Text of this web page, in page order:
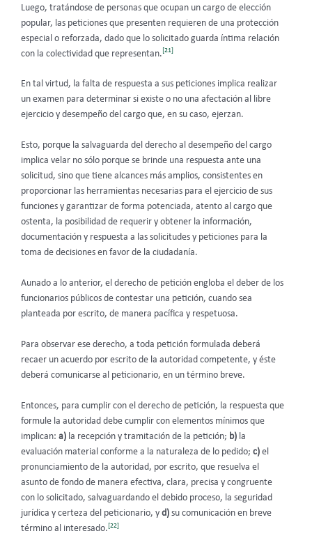
Luego, tratándose de personas que ocupan un cargo de elección
popular, las peticiones que presenten requieren de una protección
especial o reforzada, dado que lo solicitado guarda íntima relación
con la colectividad que representan. [21]
En tal virtud, la falta de respuesta a sus peticiones implica realizar
un examen para determinar si existe o no una afectación al libre
ejercicio y desempeño del cargo que, en su caso, ejerzan.
Esto, porque la salvaguarda del derecho al desempeño del cargo
implica velar no sólo porque se brinde una respuesta ante una
solicitud, sino que tiene alcances más amplios, consistentes en
proporcionar las herramientas necesarias para el ejercicio de sus
funciones y garantizar de forma potenciada, atento al cargo que
ostenta, la posibilidad de requerir y obtener la información,
documentación y respuesta a las solicitudes y peticiones para la
toma de decisiones en favor de la ciudadanía.
Aunado a lo anterior, el derecho de petición engloba el deber de los
funcionarios públicos de contestar una petición, cuando sea
planteada por escrito, de manera pacífica y respetuosa.
Para observar ese derecho, a toda petición formulada deberá
recaer un acuerdo por escrito de la autoridad competente, y éste
deberá comunicarse al peticionario, en un término breve.
Entonces, para cumplir con el derecho de petición, la respuesta que
formule la autoridad debe cumplir con elementos mínimos que
implican: a) la recepción y tramitación de la petición; b) la
evaluación material conforme a la naturaleza de lo pedido; c) el
pronunciamiento de la autoridad, por escrito, que resuelva el
asunto de fondo de manera efectiva, clara, precisa y congruente
con lo solicitado, salvaguardando el debido proceso, la seguridad
jurídica y certeza del peticionario, y d) su comunicación en breve
término al interesado.[22]